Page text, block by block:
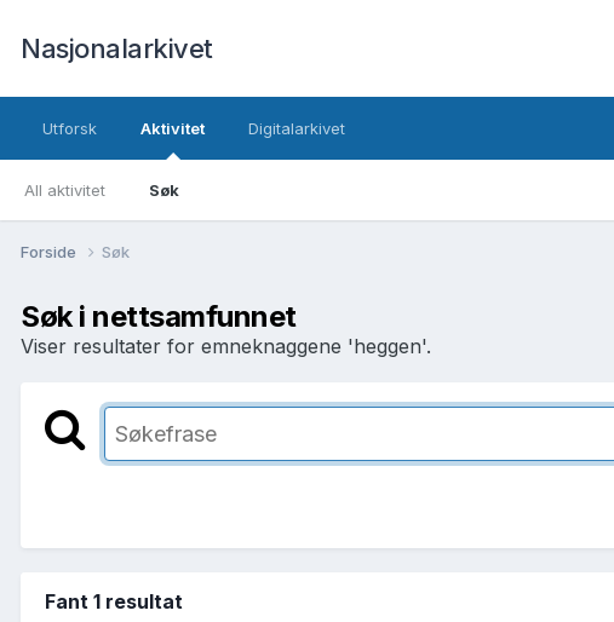
Nasjonalarkivet
Utforsk Aktivitet
All aktivitet Søk
Digitalarkivet
Forside Søk
Søk i nettsamfunnet
Viser resultater for emneknaggene 'heggen'.
Fant 1 resultat